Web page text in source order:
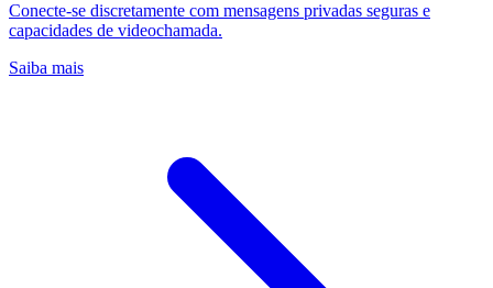
Conecte-se discretamente com mensagens privadas seguras e
capacidades de videochamada.
Saiba mais